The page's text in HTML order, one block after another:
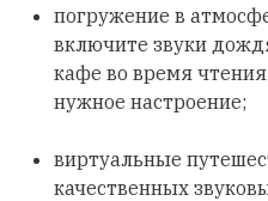
погружение в
включите звуки
кафе во время
нужное настроение;
виртуальные
качественных